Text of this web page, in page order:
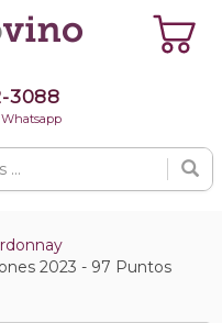
3088
2023 - 97 Puntos